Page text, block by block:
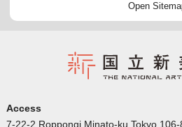
Open
Access
7-22-2 Roppongi Minato-ku Tokyo